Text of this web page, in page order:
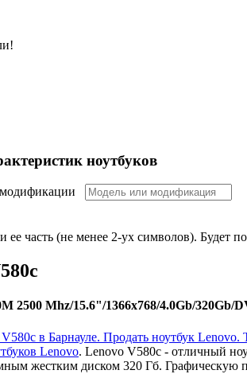
ноутбуков
модификации
ее часть (не менее 2-ух символов). Будет
2500 Mhz/15.6"/1366x768/4.0Gb/
Lenovo. Lenovo V580c - отличный
жестким диском 320 Гб. Графическую